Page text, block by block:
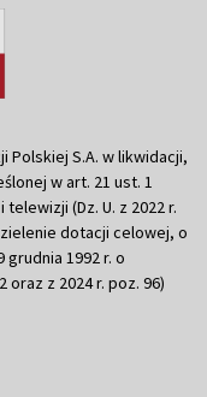
Polskiej S.A. w likwidacji,
w art. 21 ust. 1
(Dz. U. z 2022 r.
dotacji celowej, o
1992 r. o
oraz z 2024 r. poz. 96)